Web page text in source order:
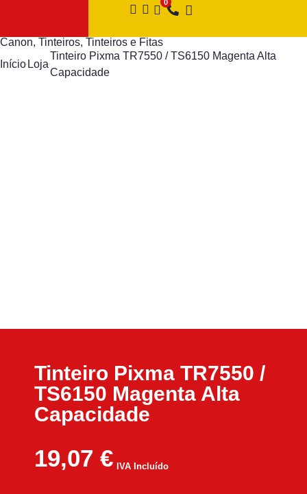
Canon, Tinteiros, Tinteiros e Fitas
Início Loja
Tinteiro Pixma TR7550 / TS6150 Magenta Alta
Capacidade
Tinteiro Pixma TR7550 /
TS6150 Magenta Alta
Capacidade
19,07 € IVA Incluído